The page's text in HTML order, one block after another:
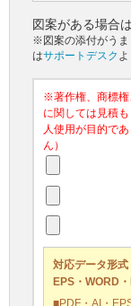
図案がある場合
※図案の添付がうま
はサポートデスク
※著作権、商標権
に関しては見積
人使用が目的で
ん）
対応データ形
EPS・WORD
■PDF・AI・